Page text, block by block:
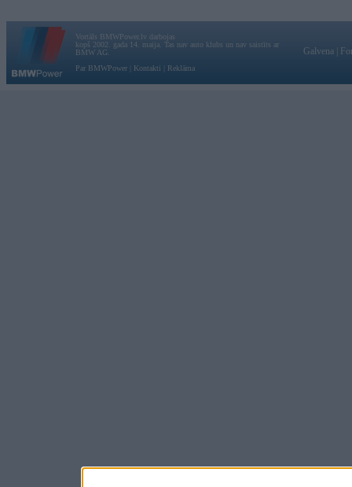
Vortāls BMWPower.lv darbojas
kopš 2002. gada 14. maija. Tas nav auto klubs un nav saistīts ar
BMW AG.
Par BMWPower
Kontakti Reklāma
Galvena